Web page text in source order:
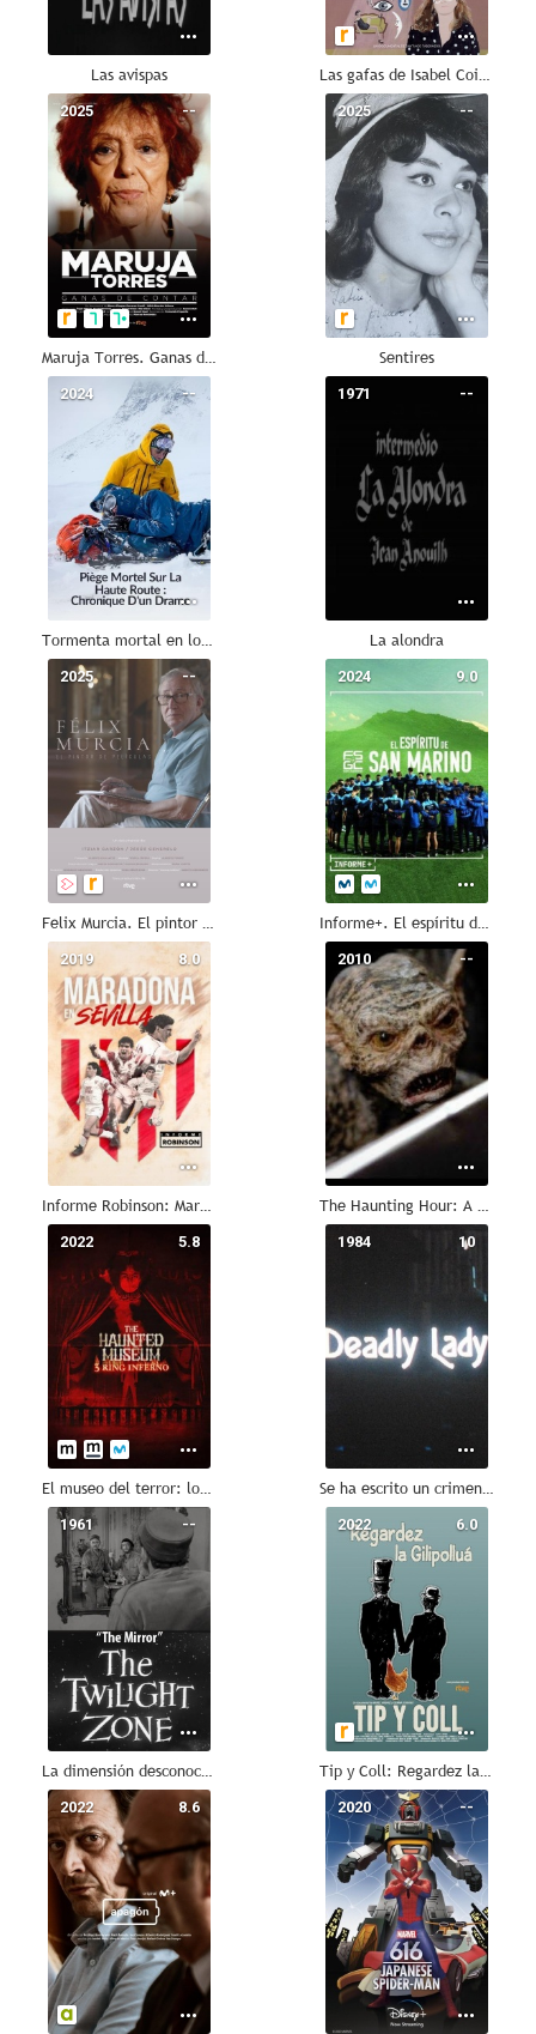
Las avispas Las gafas de Isabel Coixet
--
2025
Maruja Torres. Ganas de contar
--
2025
Sentires
--
2024
Tormenta mortal en los Alpes
--
1971
La alondra
--
2025
Felix Murcia. El pintor de películas
9.0
2024
Informe+. El espíritu de San Marino
8.0
2019
Informe Robinson: Maradona en Sevilla
--
2010
The Haunting Hour: A Creature Was Stirring
5.8
2022
El museo del terror: los anillos infernales
10
1984
Se ha escrito un crimen: Dama mortal
--
1961
La dimensión desconocida: El espejo
6.0
2022
Tip y Coll: Regardez la gilipolluá
8.6
2022 --
2020